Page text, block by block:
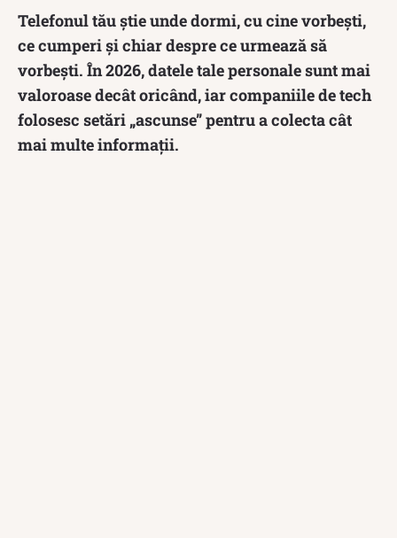
Telefonul tău știe unde dormi, cu cine vorbești,
ce cumperi și chiar despre ce urmează să
vorbești. În 2026, datele tale personale sunt mai
valoroase decât oricând, iar companiile de tech
folosesc setări „ascunse” pentru a colecta cât
mai multe informații.